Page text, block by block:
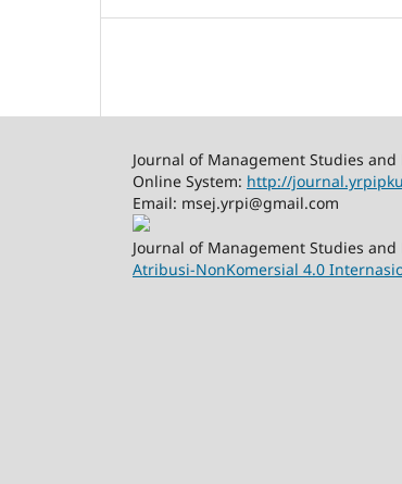
Journal of Management Studies and
Online System: http://
Email: msej.yrpi@gmail.com
Journal of Management Studies
Atribusi-NonKomersial 4.0